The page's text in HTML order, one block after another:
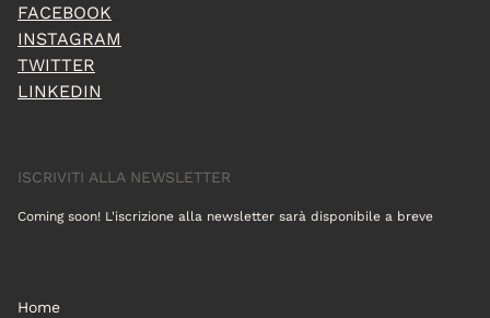
FACEBOOK
INSTAGRAM
TWITTER
LINKEDIN
ISCRIVITI ALLA NEWSLETTER
Coming soon! L'iscrizione alla newsletter sarà disponibile a breve
Home